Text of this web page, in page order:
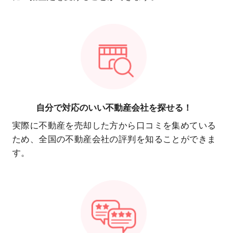
自分で対応のいい不動産会社を探せる！
実際に不動産を売却した方から口コミを集めている
ため、全国の不動産会社の評判を知ることができま
す。